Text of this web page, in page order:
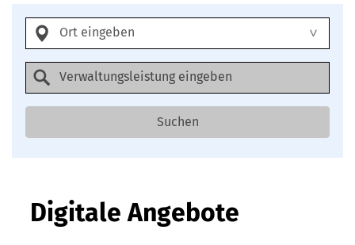
Suchen
Digitale Angebote